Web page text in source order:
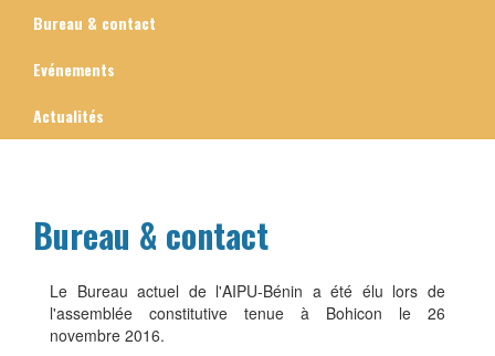
Bureau & contact
Evénements
Actualités
Bureau & contact
Contenu
Le Bureau actuel de l'AIPU-Bénin a été élu lors de
l'assemblée constitutive tenue à Bohicon le 26
novembre 2016.